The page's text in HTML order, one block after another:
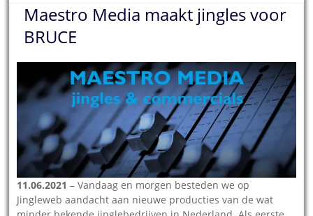
Maestro Media maakt jingles voor
BRUCE
11.06.2021 – Vandaag en morgen besteden we op
Jingleweb aandacht aan nieuwe producties van de wat